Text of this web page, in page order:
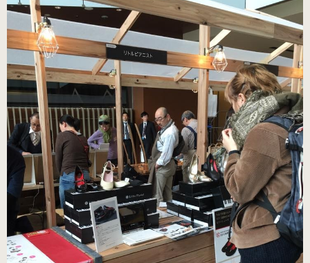
ゴールド
数量限定商品（22.0～25.0cm）
シルバー
数量限定商品（22.0～25.0cm）
コンサート用（ヒール高6cm）
ブラック・エナメル
（22.0～25.5cm）
プラチナゴールド 数量限定モデル
（22.0～25.5cm）